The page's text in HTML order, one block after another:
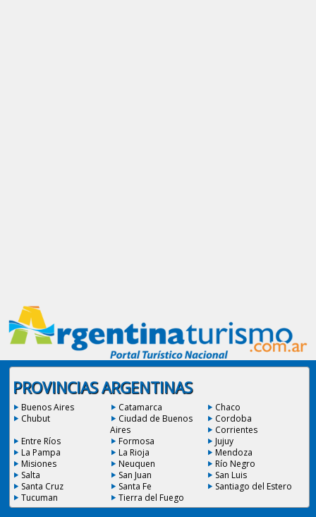
PROVINCIAS ARGENTINAS
Buenos Aires Catamarca
Chaco
Chubut
Ciudad de Buenos
Aires
Cordoba
Corrientes
Entre Ríos
Formosa
Jujuy
La Pampa
La Rioja
Mendoza
Misiones
Neuquen
Río Negro
Salta
San Juan
San Luis
Santa Cruz
Santa Fe
Santiago del Estero
Tucuman
Tierra del Fuego